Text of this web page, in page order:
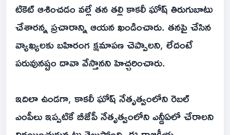
టికెట్ ఆశించడం వల్లే తన తల్లి కాకలీ ఘోష్ తిరుగుబాటు
చేశారన్న ప్రచారాన్ని ఆయన ఖండించారు. తనపై చేసిన
వ్యాఖ్యలకు బహిరంగ క్షమాపణ చెప్పాలని, లేదంటే
పరువునష్టం దావా వేస్తానని హెచ్చరించారు.
ఇదిలా ఉండగా, కాకలీ ఘోష్ నేతృత్వంలోని రెబల్
ఎంపీలు ఇప్పటికే బీజేపీ నేతృత్వంలోని ఎన్డీఏలో చేరాలని